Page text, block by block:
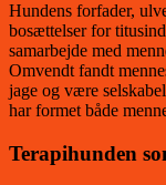
Hundens forfader,
bosættelser for
samarbejde med
Omvendt fandt
jage og være
har formet både
Terapihunden